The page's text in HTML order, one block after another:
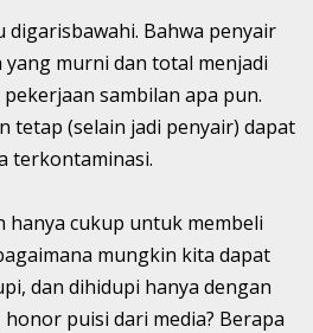
Bahwa penyair
murni dan total menjadi
sambilan apa pun.
tetap (selain jadi penyair) dapat
terkontaminasi.
hanya cukup untuk membeli
mungkin kita dapat
dan dihidupi hanya dengan
honor puisi dari media? Berapa